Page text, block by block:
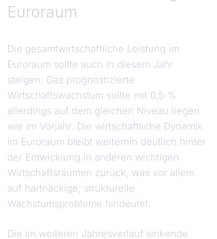
Euroraum
Die gesamtwirtschaftliche Leistung im
Euroraum sollte auch in diesem Jahr
steigen. Das prognostizierte
Wirtschaftswachstum sollte mit 0,5 %
allerdings auf dem gleichen Niveau liegen
wie im Vorjahr. Die wirtschaftliche Dynamik
im Euroraum bleibt weiterhin deutlich hinter
der Entwicklung in anderen wichtigen
Wirtschaftsräumen zurück, was vor allem
auf hartnäckige, strukturelle
Wachstumsprobleme hindeutet.
Die im weiteren Jahresverlauf sinkende